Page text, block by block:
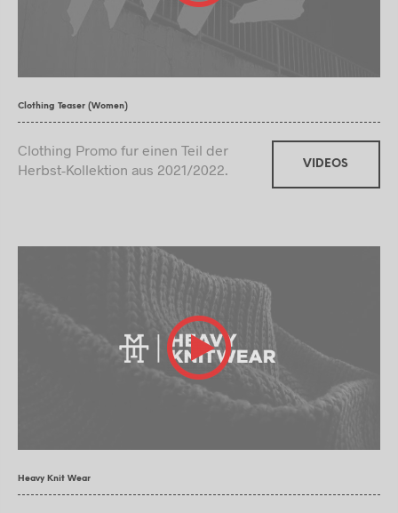
Clothing Teaser (Women)
Clothing Promo fur einen Teil der
Herbst-Kollektion aus 2021/2022.
VIDEOS
Heavy Knit Wear